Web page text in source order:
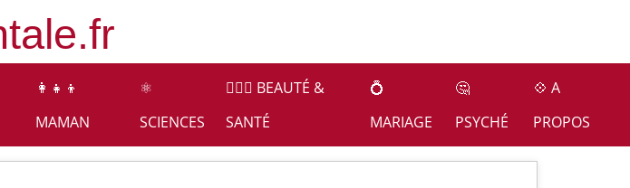
👩‍👧‍👦
MAMAN
⚛️
SCIENCES
👩🏻‍⚕️ BEAUTÉ &
SANTÉ
💍
MARIAGE
🤔
PSYCHÉ
💠 A
PROPOS